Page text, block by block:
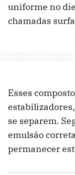
uniforme no
chamadas
Esses
se separem.
emulsão
permanecer